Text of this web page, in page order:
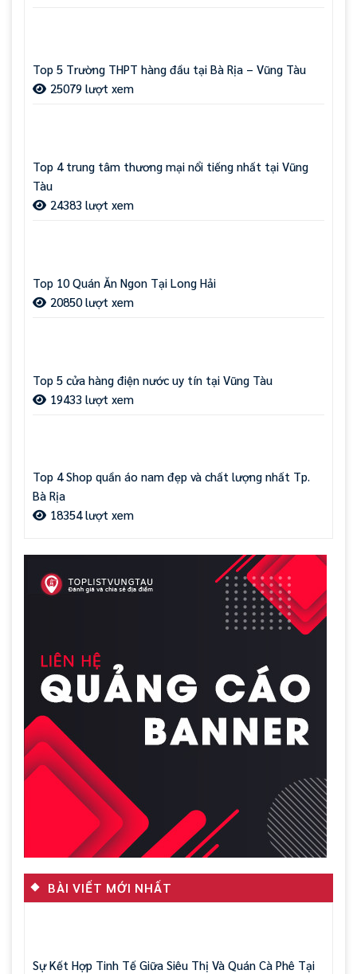
Top 5 Trường THPT hàng đầu tại Bà Rịa – Vũng Tàu
25079 lượt xem
Top 4 trung tâm thương mại nổi tiếng nhất tại Vũng
Tàu
24383 lượt xem
Top 10 Quán Ăn Ngon Tại Long Hải
20850 lượt xem
Top 5 cửa hàng điện nước uy tín tại Vũng Tàu
19433 lượt xem
Top 4 Shop quần áo nam đẹp và chất lượng nhất Tp.
Bà Rịa
18354 lượt xem
BÀI VIẾT MỚI NHẤT
Sự Kết Hợp Tinh Tế Giữa Siêu Thị Và Quán Cà Phê Tại